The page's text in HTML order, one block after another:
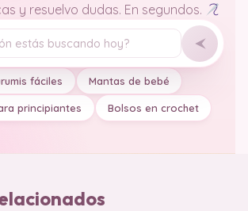
y resuelvo dudas. En segundos.
fáciles Mantas de bebé
principiantes Bolsos en crochet